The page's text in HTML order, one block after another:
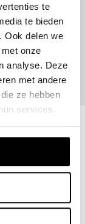
te
te bieden
Ook delen we
onze
analyse. Deze
met andere
ze hebben
services.
kwam de
Geen
mee…
in zijn
prestatie!